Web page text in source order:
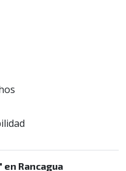
Rancagua